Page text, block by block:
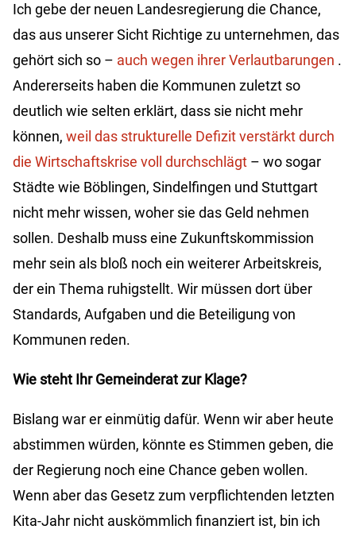
Ich gebe der neuen Landesregierung die Chance,
das aus unserer Sicht Richtige zu unternehmen, das
gehört sich so – auch wegen ihrer Verlautbarungen .
Andererseits haben die Kommunen zuletzt so
deutlich wie selten erklärt, dass sie nicht mehr
können, weil das strukturelle Defizit verstärkt durch
die Wirtschaftskrise voll durchschlägt – wo sogar
Städte wie Böblingen, Sindelfingen und Stuttgart
nicht mehr wissen, woher sie das Geld nehmen
sollen. Deshalb muss eine Zukunftskommission
mehr sein als bloß noch ein weiterer Arbeitskreis,
der ein Thema ruhigstellt. Wir müssen dort über
Standards, Aufgaben und die Beteiligung von
Kommunen reden.
Wie steht Ihr Gemeinderat zur Klage?
Bislang war er einmütig dafür. Wenn wir aber heute
abstimmen würden, könnte es Stimmen geben, die
der Regierung noch eine Chance geben wollen.
Wenn aber das Gesetz zum verpflichtenden letzten
Kita-Jahr nicht auskömmlich finanziert ist, bin ich